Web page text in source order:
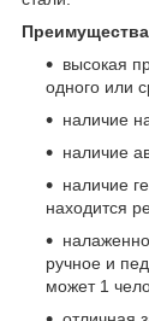
высокая
одного или
наличие
наличие
наличие
находится
ручное и
может 1